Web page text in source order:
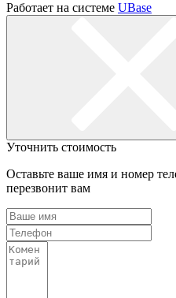
Работает на системе UBase
Уточнить стоимость
Оставьте ваше имя и номер
перезвонит вам